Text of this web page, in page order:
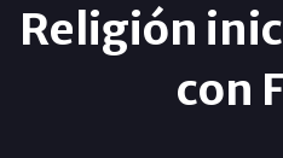
Religión
con